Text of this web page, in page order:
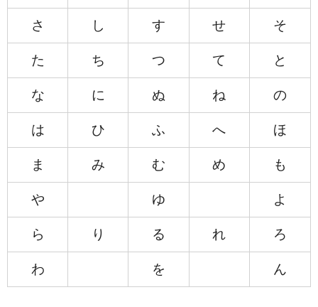
さ し す せ そ
た ち つ て と
な に ぬ ね の
は ひ ふ へ ほ
ま み む め も
や ゆ よ
ら り る れ ろ
わ を ん